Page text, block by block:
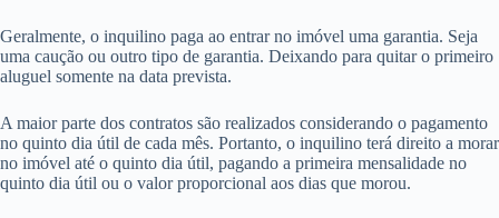
Geralmente, o inquilino paga ao entrar no imóvel uma garantia. Seja
uma caução ou outro tipo de garantia. Deixando para quitar o primeiro
aluguel somente na data prevista.
A maior parte dos contratos são realizados considerando o pagamento
no quinto dia útil de cada mês. Portanto, o inquilino terá direito a morar
no imóvel até o quinto dia útil, pagando a primeira mensalidade no
quinto dia útil ou o valor proporcional aos dias que morou.